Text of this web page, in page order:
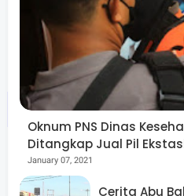
"Alhamdulillah sudah ada
untuk para pendaftar ini
Muskab," ujarnya.
Oknum PNS Dinas
Ditangkap Jual Pil
January 07, 2021
Cerita Abu